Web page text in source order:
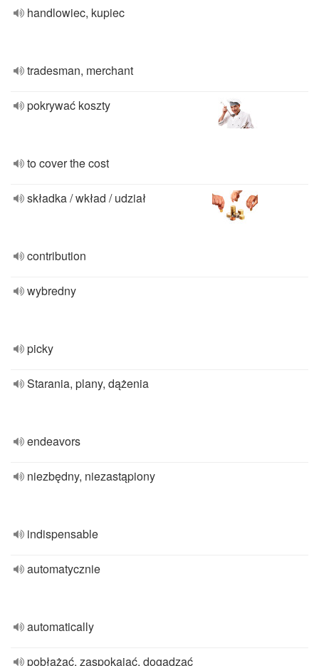
handlowiec, kupiec
tradesman, merchant
pokrywać koszty
to cover the cost
składka / wkład / udział
contribution
wybredny
picky
Starania, plany, dążenia
endeavors
niezbędny, niezastąpiony
indispensable
automatycznie
automatically
pobłażać, zaspokajać, dogadzać